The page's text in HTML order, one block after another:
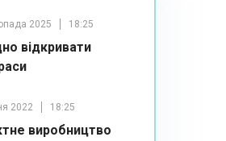
2025 18:25
відкривати
2022 18:25
виробництво